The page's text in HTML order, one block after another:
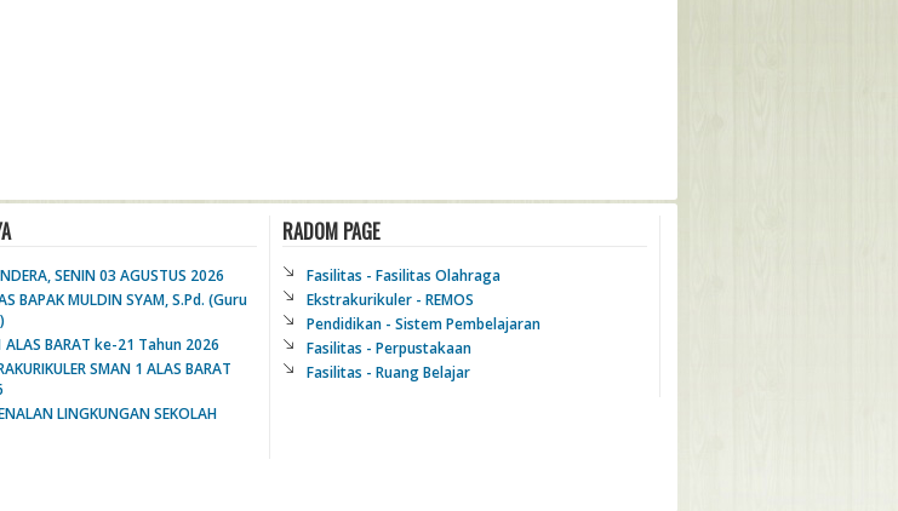
SENIN 03 AGUSTUS 2026
BAPAK MULDIN SYAM, S.Pd. (Guru
ALAS BARAT ke-21 Tahun 2026
SMAN 1 ALAS BARAT
LINGKUNGAN SEKOLAH
RADOM PAGE
Fasilitas - Fasilitas Olahraga
Ekstrakurikuler - REMOS
Pendidikan - Sistem Pembelajaran
Fasilitas - Perpustakaan
Fasilitas - Ruang Belajar